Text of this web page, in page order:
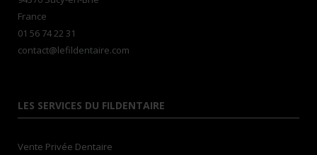
France
01 56 74 22 31
contact@lefildentaire.com
LES SERVICES DU FILDENTAIRE
Vente Privée Dentaire